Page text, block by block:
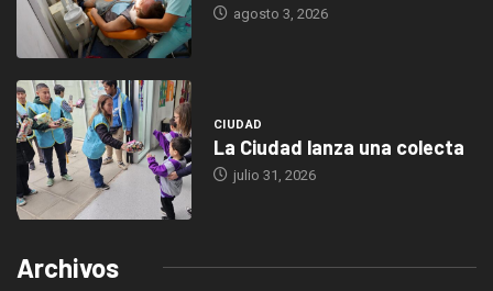
agosto 3, 2026
CIUDAD
La Ciudad lanza una colecta
julio 31, 2026
Archivos